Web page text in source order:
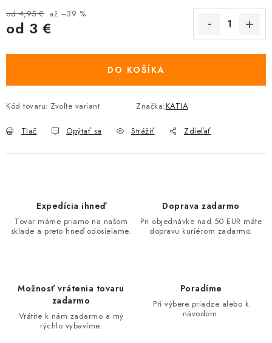
od 4,95 € až –39 %
od 3 €
DO KOŠÍKA
Kód tovaru: Zvoľte variant Značka:KATIA
Tlač Opýtať sa Strážiť Zdieľať
Expedícia ihneď
Tovar máme priamo na našom
sklade a preto hneď odosielame.
Doprava zadarmo
Pri objednávke nad 50 EUR máte
dopravu kuriérom zadarmo.
Možnosť vrátenia tovaru
zadarmo
Vrátite k nám zadarmo a my
rýchlo vybavíme.
Poradíme
Pri výbere priadze alebo k
návodom.